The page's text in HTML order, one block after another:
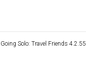
Going Solo: Travel Friends 4.2.55